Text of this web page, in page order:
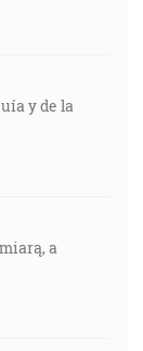
y de la
a